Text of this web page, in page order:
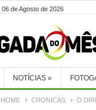
de Agosto de 2026
NOTÍCIAS »
HOME CRONICAS O